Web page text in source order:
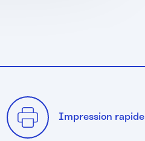
Impression rapide